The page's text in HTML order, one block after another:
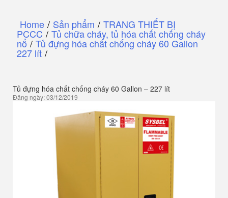
Home / Sản phẩm / TRANG THIẾT BỊ
PCCC / Tủ chữa cháy, tủ hóa chất chống cháy
nổ / Tủ đựng hóa chất chống cháy 60 Gallon
227 lít /
Tủ đựng hóa chất chống cháy 60 Gallon – 227 lít
Đăng ngày: 03/12/2019